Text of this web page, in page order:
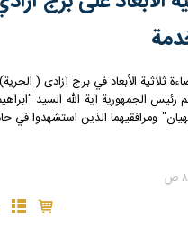
ثلاثية الأبعاد في برج آزادی (
الجمهوریة آیة الله السید
ومرافقیهما الذین استشهدوا في